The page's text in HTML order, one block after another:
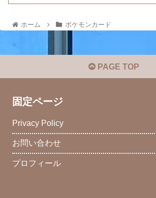
ホーム ポケモンカード
PAGE TOP
固定ページ
Privacy Policy
お問い合わせ
プロフィール